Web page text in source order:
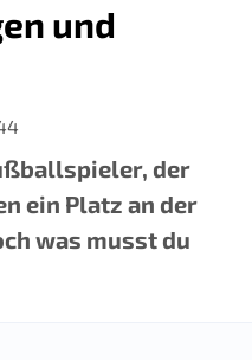
und
der
ein Platz an der
was musst du